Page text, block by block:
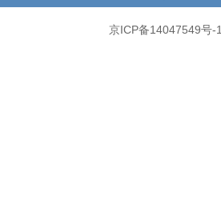
京ICP备14047549号-